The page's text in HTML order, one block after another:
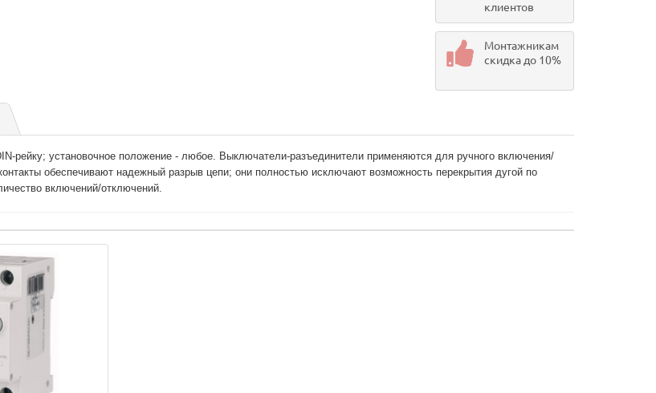
клиентов
Монтажникам
скидка до 10%
рейку; установочное положение - любое. Выключатели-разъединители применяются для ручного включения/
обеспечивают надежный разрыв цепи; они полностью исключают возможность перекрытия дугой по
включений/отключений.